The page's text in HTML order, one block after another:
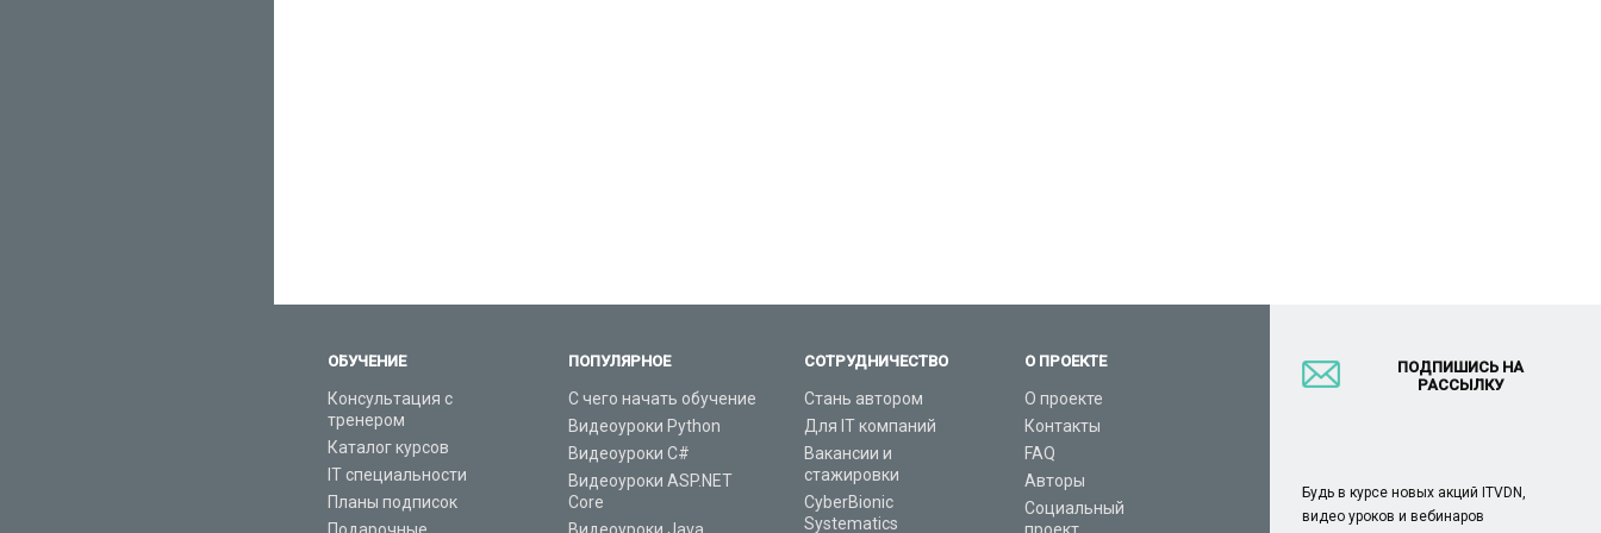
ОБУЧЕНИЕ
Консультация с
тренером
Каталог курсов
IT специальности
Планы подписок
ПОПУЛЯРНОЕ
С чего начать обучение
Видеоуроки Python
Видеоуроки C#
Видеоуроки ASP.NET
Core
СОТРУДНИЧЕСТВО
Стань автором
Для IT компаний
Вакансии и
стажировки
CyberBionic
Systematics
О ПРОЕКТЕ
О проекте
Контакты
FAQ
Авторы
Социальный
ПОДПИШИСЬ НА
РАССЫЛКУ
Будь в курсе новых акций ITVDN,
видео уроков и вебинаров